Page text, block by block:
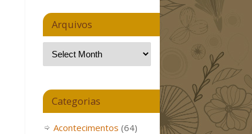
Arquivos
Categorias
Acontecimentos (64)